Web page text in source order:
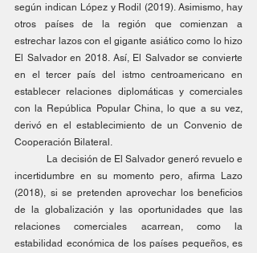
según indican López y Rodil (2019). Asimismo, hay
otros países de la región que comienzan a
estrechar lazos con el gigante asiático como lo hizo
El Salvador en 2018. Así, El Salvador se convierte
en el tercer país del istmo centroamericano en
establecer relaciones diplomáticas y comerciales
con la República Popular China, lo que a su vez,
derivó en el establecimiento de un Convenio de
Cooperación Bilateral.
incertidumbre en su momento pero, afirma Lazo
(2018), si se pretenden aprovechar los beneficios
de la globalización y las oportunidades que las
relaciones comerciales acarrean, como la
estabilidad económica de los países pequeños, es